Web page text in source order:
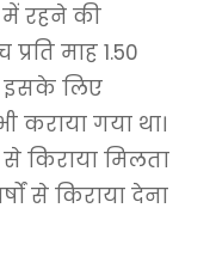
में रहने की
माह 1.50
इसके लिए
कराया गया था।
किराया मिलता
से किराया देना